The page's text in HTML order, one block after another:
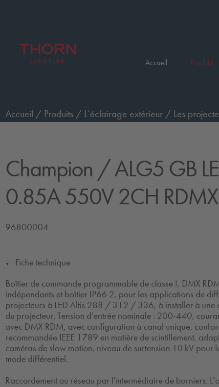
Accueil Produits
Accueil / Produits / L’éclairage extérieur / Les
Champion / ALG5 GB
0.85A 550V 2CH RDMX
96800004
▼
Fiche technique
Boîtier de commande programmable de classe I, DMX
indépendants et boîtier IP66 2, pour les applications de
projecteurs à LED Altis 288 / 312 / 336, à installer à une
du projecteur. Tension d'entrée nominale : 200-440,
avec DMX RDM, avec configuration à canal unique,
recommandée IEEE 1789 en matière de scintillement,
caméras de slow motion, niveau de surtension 10 kV pour
mode différentiel.
Raccordement au réseau par l'intermédiaire de borniers.